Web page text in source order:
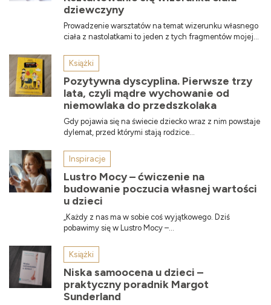
dziewczyny
Prowadzenie warsztatów na temat wizerunku własnego
ciała z nastolatkami to jeden z tych fragmentów mojej...
Książki
Pozytywna dyscyplina. Pierwsze trzy
lata, czyli mądre wychowanie od
niemowlaka do przedszkolaka
Gdy pojawia się na świecie dziecko wraz z nim powstaje
dylemat, przed którymi stają rodzice...
Inspiracje
Lustro Mocy – ćwiczenie na
budowanie poczucia własnej wartości
u dzieci
„Każdy z nas ma w sobie coś wyjątkowego. Dziś
pobawimy się w Lustro Mocy –...
Książki
Niska samoocena u dzieci –
praktyczny poradnik Margot
Sunderland